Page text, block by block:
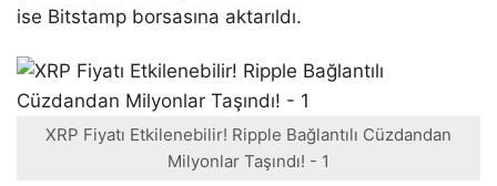
ise Bitstamp borsasına aktarıldı.
XRP Fiyatı Etkilenebilir! Ripple Bağlantılı Cüzdandan
Milyonlar Taşındı! - 1